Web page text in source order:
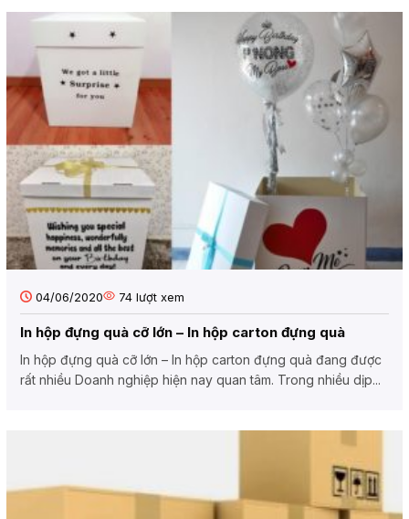
04/06/2020 74 lượt xem
In hộp đựng quà cỡ lớn – In hộp carton đựng quà
In hộp đựng quà cỡ lớn – In hộp carton đựng quà đang được
rất nhiều Doanh nghiệp hiện nay quan tâm. Trong nhiều dịp...